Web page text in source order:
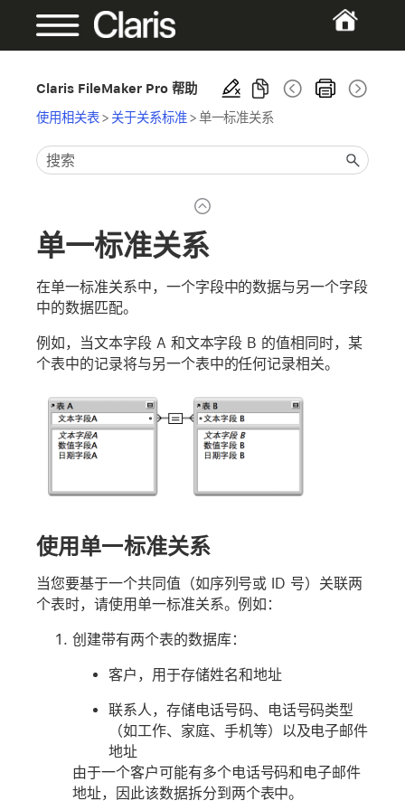
Claris FileMaker Pro 帮助
使用相关表> 关于关系标准 >单一标准关系
单一标准关系
在单一标准关系中，一个字段中的数据与另一个字段
中的数据匹配。
例如，当文本字段 A 和文本字段 B 的值相同时，某
个表中的记录将与另一个表中的任何记录相关。
使用单一标准关系
当您要基于一个共同值（如序列号或 ID 号）关联两
个表时，请使用单一标准关系。例如：
创建带有两个表的数据库：
客户，用于存储姓名和地址
联系人，存储电话号码、电话号码类型
（如工作、家庭、手机等）以及电子邮件
地址
由于一个客户可能有多个电话号码和电子邮件
地址，因此该数据拆分到两个表中。